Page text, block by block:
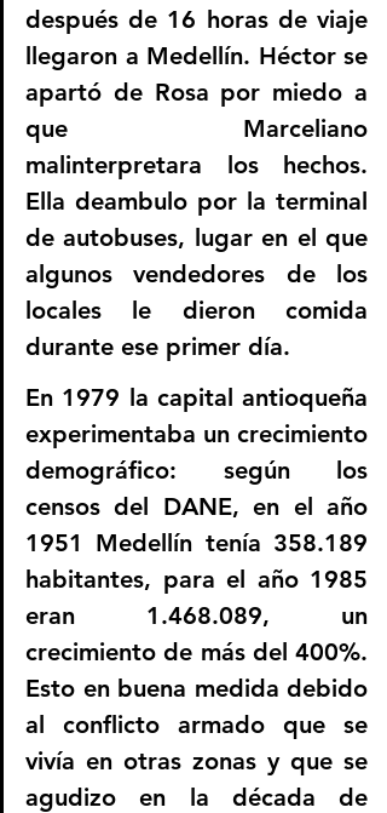
después de 16 horas de viaje
llegaron a Medellín. Héctor se
apartó de Rosa por miedo a
que Marceliano
malinterpretara los hechos.
Ella deambulo por la terminal
de autobuses, lugar en el que
algunos vendedores de los
locales le dieron comida
durante ese primer día.
En 1979 la capital antioqueña
experimentaba un crecimiento
demográfico: según los
censos del DANE, en el año
1951 Medellín tenía 358.189
habitantes, para el año 1985
eran 1.468.089, un
crecimiento de más del 400%.
Esto en buena medida debido
al conflicto armado que se
vivía en otras zonas y que se
agudizo en la década de